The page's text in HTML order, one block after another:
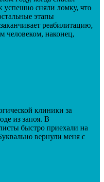
успешно сняли ломку, что
этапы
реабилитацию,
человеком, наконец,
клиники за
из запоя. В
быстро приехали на
вернули меня с